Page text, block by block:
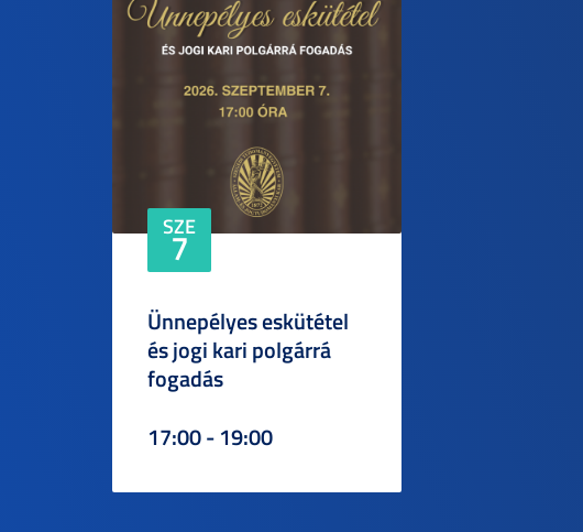
SZE
7
Ünnepélyes eskütétel
és jogi kari polgárrá
fogadás
17:00 - 19:00